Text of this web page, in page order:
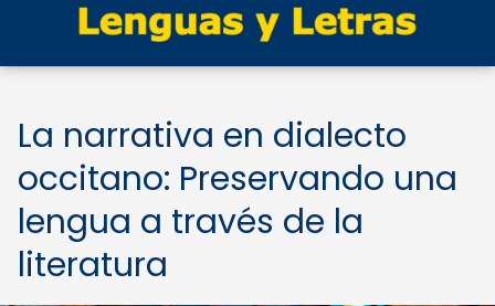
La narrativa en dialecto
occitano: Preservando una
lengua a través de la
literatura